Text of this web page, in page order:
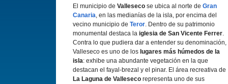
El municipio de Valleseco se ubica al norte de Gran
Canaria, en las medianí­as de la isla, por encima del
vecino municipio de Teror. Dentro de su patrimonio
monumental destaca la iglesia de San Vicente Ferrer.
Contra lo que pudiera dar a entender su denominación,
Valleseco es uno de los lugares más húmedos de la
isla: exhibe una abundante vegetación en la que
destacan el fayal-brezal y el pinar. El área recreativa de
La Laguna de Valleseco representa uno de sus